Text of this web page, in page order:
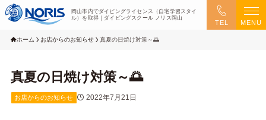
岡山市内でダイビングライセンス（自宅学習スタイ
ル）を取得｜ダイビングスクール ノリス岡山
TEL MENU
ホーム お店からのお知らせ 真夏の日焼け対策～🌅
真夏の日焼け対策～🌅
お店からのお知らせ 2022年7月21日